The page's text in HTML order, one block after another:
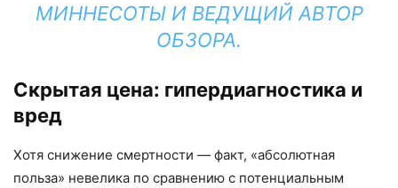
МИННЕСОТЫ И ВЕДУЩИЙ АВТОР
ОБЗОРА.
Скрытая цена: гипердиагностика и
вред
Хотя снижение смертности — факт, «абсолютная
польза» невелика по сравнению с потенциальным